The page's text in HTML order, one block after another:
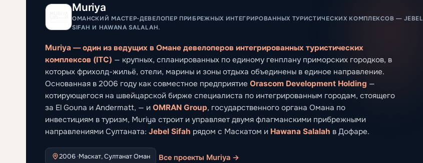
Muriya
ОМАНСКИЙ МАСТЕР-ДЕВЕЛОПЕР ПРИБРЕЖНЫХ ИНТЕГРИРОВАННЫХ ТУРИСТИЧЕСКИХ КОМПЛЕКСОВ — JEBEL
SIFAH И HAWANA SALALAH.
Muriya — один из ведущих в Омане девелоперов интегрированных туристических
комплексов (ITC) — крупных, спланированных по единому генплану приморских городков, в
которых фрихолд-жильё, отели, марины и зоны отдыха объединены в единое направление.
Основанная в 2006 году как совместное предприятие Orascom Development Holding —
котирующегося на швейцарской бирже специалиста по интегрированным городам, стоящего
за El Gouna и Andermatt, — и OMRAN Group, государственного органа Омана по
инвестициям в туризм, Muriya строит и управляет двумя флагманскими прибрежными
направлениями Султаната: Jebel Sifah рядом с Маскатом и Hawana Salalah в Дофаре.
2006 ·Маскат, Султанат Оман Все проекты Muriya →